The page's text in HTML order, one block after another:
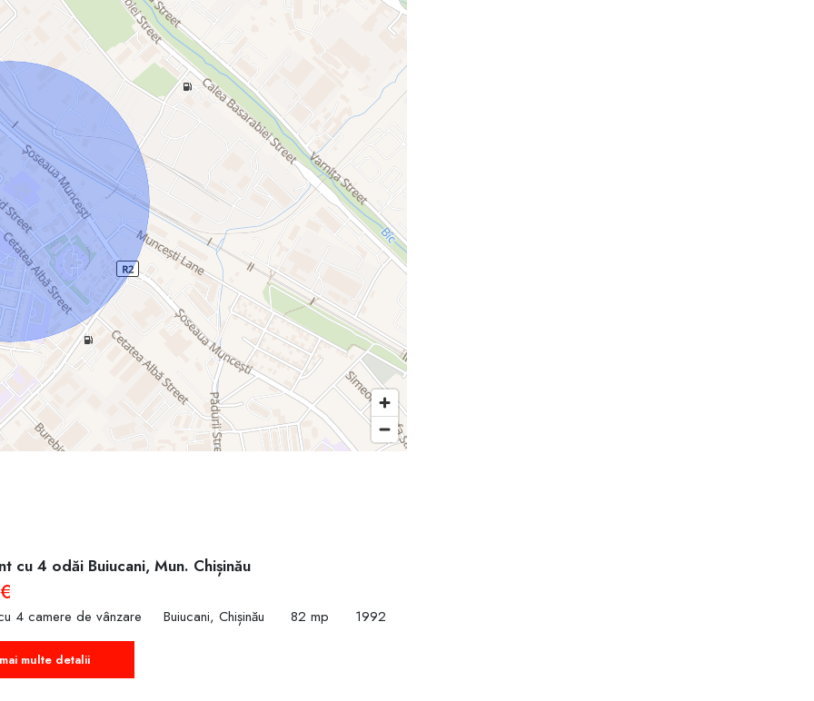
cu 4 odăi Buiucani, Mun. Chișinău
4 camere de vânzare Buiucani, Chișinău 82 mp 1992
multe detalii